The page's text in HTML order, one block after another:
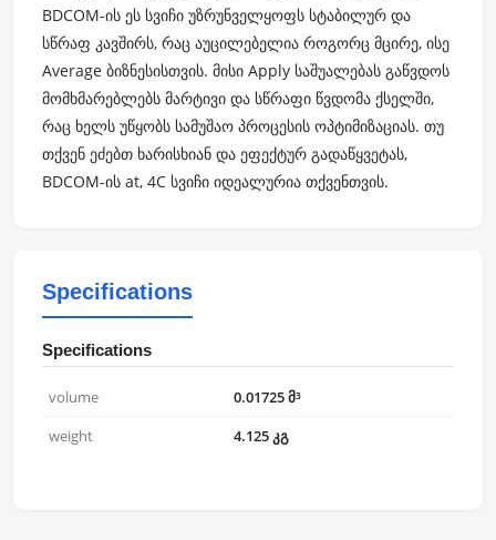
BDCOM-ის ეს სვიჩი უზრუნველყოფს სტაბილურ და
სწრაფ კავშირს, რაც აუცილებელია როგორც მცირე, ისე
Average ბიზნესისთვის. მისი Apply საშუალებას გაწვდოს
მომხმარებლებს მარტივი და სწრაფი წვდომა ქსელში,
რაც ხელს უწყობს სამუშაო პროცესის ოპტიმიზაციას. თუ
თქვენ ეძებთ ხარისხიან და ეფექტურ გადაწყვეტას,
BDCOM-ის at, 4C სვიჩი იდეალურია თქვენთვის.
Specifications
Specifications
volume
0.01725 მ³
weight
4.125 კგ